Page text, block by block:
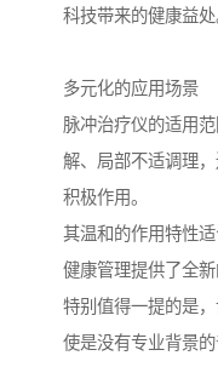
科技带来的健康益处
多元化的应用场景
脉冲治疗仪的适用
解、局部不适调理
积极作用。
其温和的作用特性
健康管理提供了全新
特别值得一提的是
使是没有专业背景